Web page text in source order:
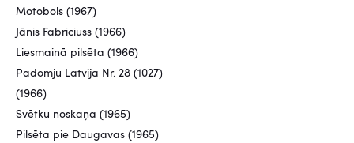
Motobols (1967)
Jānis Fabriciuss (1966)
Liesmainā pilsēta (1966)
Padomju Latvija Nr. 28 (1027)
(1966)
Svētku noskaņa (1965)
Pilsēta pie Daugavas (1965)